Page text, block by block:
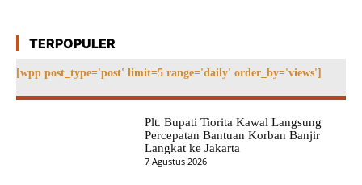
TERPOPULER
[wpp post_type='post' limit=5 range='daily' order_by='views']
Plt. Bupati Tiorita Kawal Langsung
Percepatan Bantuan Korban Banjir
Langkat ke Jakarta
7 Agustus 2026